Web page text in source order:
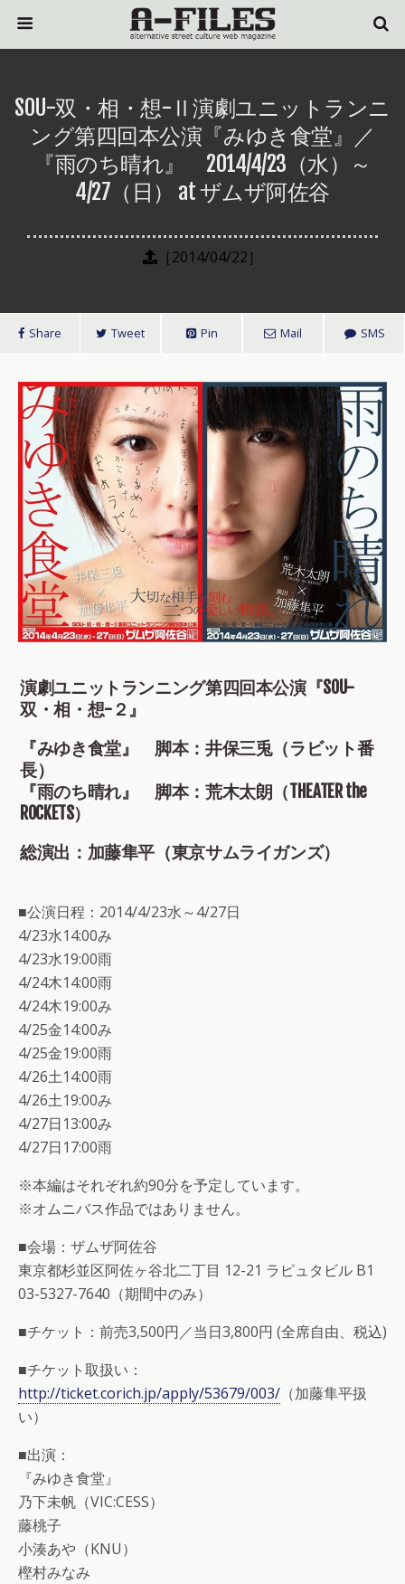
SOU-双・相・想-Ⅱ演劇ユニットランニ
ング第四回本公演『みゆき食堂』／
『雨のち晴れ』 2014/4/23（水）～
4/27（日） at ザムザ阿佐谷
［2014/04/22］
Share Tweet Pin Mail SMS
演劇ユニットランニング第四回本公演『SOU-
双・相・想-２』
『みゆき食堂』 脚本：井保三兎（ラビット番
長）
『雨のち晴れ』 脚本：荒木太朗（THEATER the
ROCKETS）
総演出：加藤隼平（東京サムライガンズ）
■公演日程：2014/4/23水～4/27日
4/23水14:00み
4/23水19:00雨
4/24木14:00雨
4/24木19:00み
4/25金14:00み
4/25金19:00雨
4/26土14:00雨
4/26土19:00み
4/27日13:00み
4/27日17:00雨
※本編はそれぞれ約90分を予定しています。
※オムニバス作品ではありません。
■会場：ザムザ阿佐谷
東京都杉並区阿佐ヶ谷北二丁目 12-21 ラピュタビル B1
03-5327-7640（期間中のみ）
■チケット：前売3,500円／当日3,800円 (全席自由、税込)
■チケット取扱い：
http://ticket.corich.jp/apply/53679/003/ （加藤隼平扱
い）
■出演：
『みゆき食堂』
乃下未帆（VIC:CESS）
藤桃子
小湊あや（KNU）
樫村みなみ